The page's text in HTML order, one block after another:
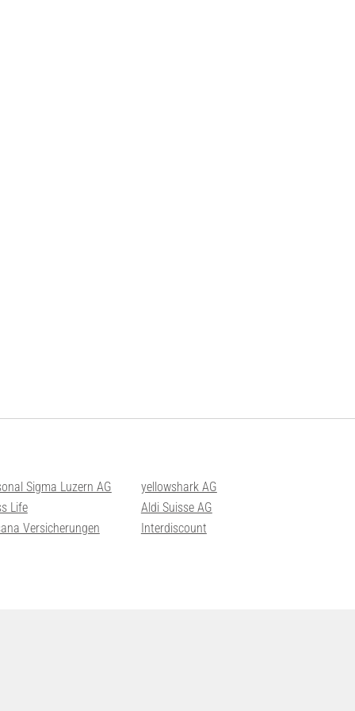
Sigma Luzern AG
yellowshark AG
Life
Aldi Suisse AG
Versicherungen
Interdiscount